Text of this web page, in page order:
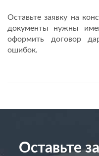
Оставьте заявку на
документы нужны
оформить договор
ошибок.
Оставьте